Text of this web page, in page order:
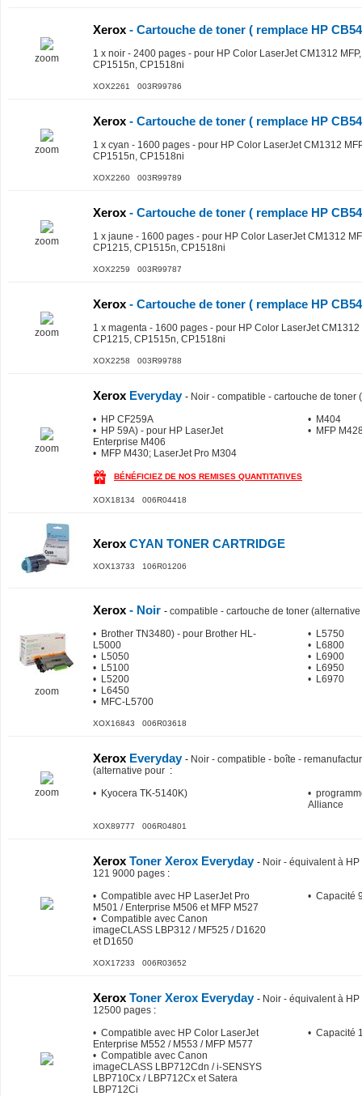
zoom
Xerox - Cartouche de toner ( remplace HP
1 x noir - 2400 pages - pour HP Color LaserJet CM1312
CP1515n, CP1518ni
XOX2261 003R99786
zoom
Xerox - Cartouche de toner ( remplace HP
1 x cyan - 1600 pages - pour HP Color LaserJet CM1312
CP1515n, CP1518ni
XOX2260 003R99789
zoom
Xerox - Cartouche de toner ( remplace HP
1 x jaune - 1600 pages - pour HP Color LaserJet CM1312
CP1215, CP1515n, CP1518ni
XOX2259 003R99787
zoom
Xerox - Cartouche de toner ( remplace HP
1 x magenta - 1600 pages - pour HP Color LaserJet CM1312
CP1215, CP1515n, CP1518ni
XOX2258 003R99788
zoom
Xerox Everyday - Noir - compatible - cartouche de toner
• HP CF259A
• HP 59A) - pour HP LaserJet
Enterprise M406
• MFP M430; LaserJet Pro M304
• M404
• MFP
BÉNÉFICIEZ DE NOS REMISES QUANTITATIVES
XOX18134 006R04418
Xerox CYAN TONER CARTRIDGE
XOX13733 106R01206
zoom
Xerox - Noir - compatible - cartouche de toner
• Brother TN3480) - pour Brother HL-
L5000
• L5050
• L5100
• L5200
• L6450
• MFC-L5700
• L5750
• L6800
• L6900
• L6950
• L6970
XOX16843 006R03618
zoom
Xerox Everyday - Noir - compatible - boîte -
(alternative pour :
• Kyocera TK-5140K)
•
Alliance
XOX89777 006R04801
Xerox Toner Xerox Everyday - Noir - équivalent à
121 9000 pages :
• Compatible avec HP LaserJet Pro
M501 / Enterprise M506 et MFP M527
• Compatible avec Canon
imageCLASS LBP312 / MF525 / D1620
et D1650
• Capacité
XOX17233 006R03652
Xerox Toner Xerox Everyday - Noir - équivalent à
12500 pages :
• Compatible avec HP Color LaserJet
Enterprise M552 / M553 / MFP M577
• Compatible avec Canon
imageCLASS LBP712Cdn / i-SENSYS
LBP710Cx / LBP712Cx et Satera
LBP712Ci
• Capacité